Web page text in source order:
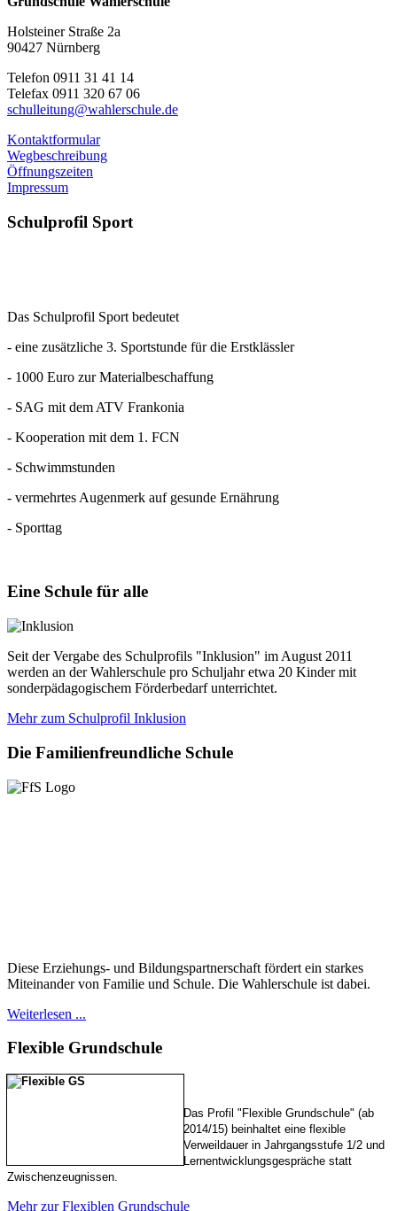
Holsteiner Straße 2a
90427 Nürnberg
Telefon 0911 31 41 14
Telefax 0911 320 67 06
schulleitung@wahlerschule.de
Kontaktformular
Wegbeschreibung
Öffnungszeiten
Impressum
Schulprofil Sport
Das Schulprofil Sport bedeutet
- eine zusätzliche 3. Sportstunde für die Erstklässler
- 1000 Euro zur Materialbeschaffung
- SAG mit dem ATV Frankonia
- Kooperation mit dem 1. FCN
- Schwimmstunden
- vermehrtes Augenmerk auf gesunde Ernährung
- Sporttag
Eine Schule für alle
Seit der Vergabe des Schulprofils "Inklusion" im August 2011
werden an der Wahlerschule pro Schuljahr etwa 20 Kinder mit
sonderpädagogischem Förderbedarf unterrichtet.
Mehr zum Schulprofil Inklusion
Die Familienfreundliche Schule
Diese Erziehungs- und Bildungspartnerschaft fördert ein starkes
Miteinander von Familie und Schule. Die Wahlerschule ist dabei.
Weiterlesen ...
Flexible Grundschule
Das Profil "Flexible Grundschule" (ab
2014/15) beinhaltet eine flexible
Verweildauer in Jahrgangsstufe 1/2 und
Lernentwicklungsgespräche statt
Zwischenzeugnissen.
Mehr zur Flexiblen Grundschule